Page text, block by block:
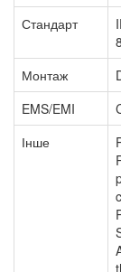
Стандарт
Монтаж
EMS/EMI
Інше